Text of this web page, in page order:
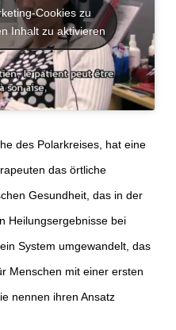
Cookies zu
Inhalt zu aktivieren
des Polarkreises, hat eine
das örtliche
Gesundheit, das in der
Heilungsergebnisse bei
System umgewandelt, das
Menschen mit einer ersten
nennen ihren Ansatz